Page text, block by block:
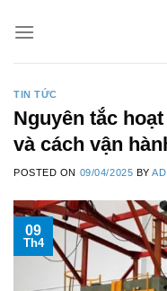
TIN TỨC
Nguyên tắc
và cách vận
POSTED ON 09/04/2025 BY
09
Th4